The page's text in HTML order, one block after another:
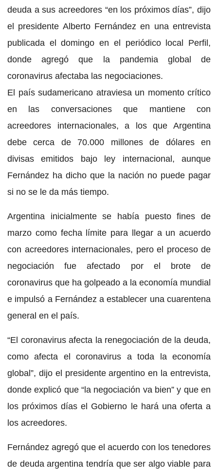
deuda a sus acreedores “en los próximos días”, dijo
el presidente Alberto Fernández en una entrevista
publicada el domingo en el periódico local Perfil,
donde agregó que la pandemia global de
coronavirus afectaba las negociaciones.
El país sudamericano atraviesa un momento crítico
en las conversaciones que mantiene con
acreedores internacionales, a los que Argentina
debe cerca de 70.000 millones de dólares en
divisas emitidos bajo ley internacional, aunque
Fernández ha dicho que la nación no puede pagar
si no se le da más tiempo.
Argentina inicialmente se había puesto fines de
marzo como fecha límite para llegar a un acuerdo
con acreedores internacionales, pero el proceso de
negociación fue afectado por el brote de
coronavirus que ha golpeado a la economía mundial
e impulsó a Fernández a establecer una cuarentena
general en el país.
“El coronavirus afecta la renegociación de la deuda,
como afecta el coronavirus a toda la economía
global”, dijo el presidente argentino en la entrevista,
donde explicó que “la negociación va bien” y que en
los próximos días el Gobierno le hará una oferta a
los acreedores.
Fernández agregó que el acuerdo con los tenedores
de deuda argentina tendría que ser algo viable para